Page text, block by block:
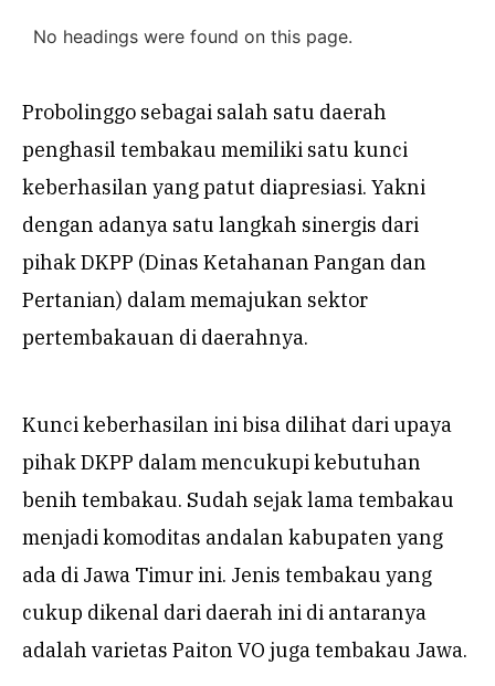
No headings were found on this page.
Probolinggo sebagai salah satu daerah
penghasil tembakau memiliki satu kunci
keberhasilan yang patut diapresiasi. Yakni
dengan adanya satu langkah sinergis dari
pihak DKPP (Dinas Ketahanan Pangan dan
Pertanian) dalam memajukan sektor
pertembakauan di daerahnya.
Kunci keberhasilan ini bisa dilihat dari upaya
pihak DKPP dalam mencukupi kebutuhan
benih tembakau. Sudah sejak lama tembakau
menjadi komoditas andalan kabupaten yang
ada di Jawa Timur ini. Jenis tembakau yang
cukup dikenal dari daerah ini di antaranya
adalah varietas Paiton VO juga tembakau Jawa.